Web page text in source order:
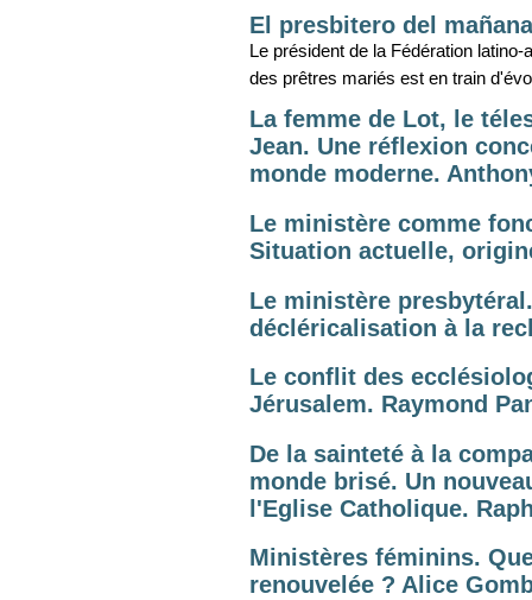
El presbitero del
Le président de la Fédération
des prêtres mariés est en train
La femme de Lot, le
Jean. Une réflexion
monde moderne.
Le ministère comme
Situation actuelle,
Le ministère
décléricalisation à la
Le conflit des
Jérusalem. Raymond
De la sainteté à la
monde brisé. Un
l'Eglise Catholique.
Ministères féminins.
renouvelée ? Alice